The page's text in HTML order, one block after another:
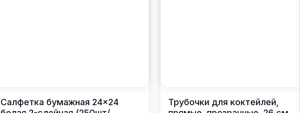
Салфетка бумажная 24×24
Трубочки для коктейлей,